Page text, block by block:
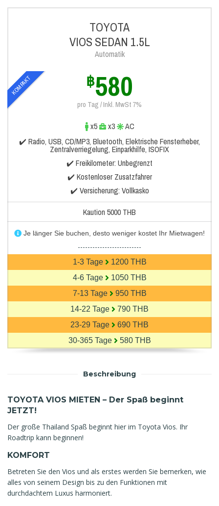
TOYOTA
VIOS SEDAN 1.5L
Automatik
KOMPAKT ฿580
pro Tag / Inkl. MwSt 7%
x5 x3
AC
✔️ Radio, USB, CD/MP3, Bluetooth, Elektrische Fensterheber,
Zentralverriegelung, Einparkhilfe, ISOFIX
✔️ Freikilometer: Unbegrenzt
✔️ Kostenloser Zusatzfahrer
✔️ Versicherung: Vollkasko
Kaution 5000 THB
Je länger Sie buchen, desto weniger kostet Ihr Mietwagen!
--------------------------
1-3 Tage
1200 THB
4-6 Tage
1050 THB
7-13 Tage
950 THB
14-22 Tage
790 THB
23-29 Tage
690 THB
30-365 Tage
580 THB
Beschreibung
TOYOTA VIOS MIETEN – Der Spaß beginnt
JETZT!
Der große Thailand Spaß beginnt hier im Toyota Vios. Ihr
Roadtrip kann beginnen!
KOMFORT
Betreten Sie den Vios und als erstes werden Sie bemerken, wie
alles von seinem Design bis zu den Funktionen mit
durchdachtem Luxus harmoniert.